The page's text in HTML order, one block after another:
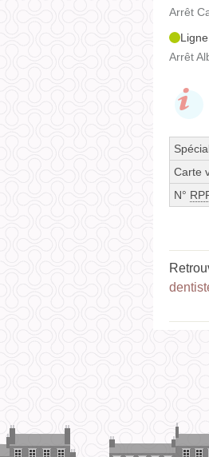
Arrêt
Arrêt
Carte
N°